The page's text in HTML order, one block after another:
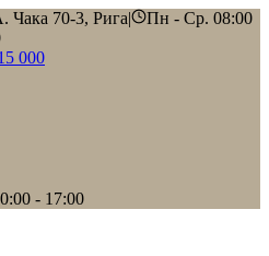
Чака 70-3, Рига|
Пн - Ср. 08:00
000
- 17:00